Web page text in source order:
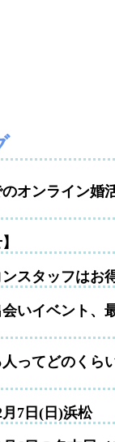
オンライン婚
スタッフはお
いイベント、
ってどのくら
月7日(日)浜松